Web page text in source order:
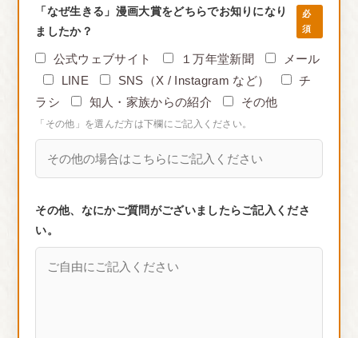
「なぜ生きる」漫画大賞をどちらでお知りになり
ましたか？
必
須
公式ウェブサイト １万年堂新聞
メール
LINE
SNS（X / Instagram など）
チ
ラシ
知人・家族からの紹介 その他
「その他」を選んだ方は下欄にご記入ください。
その他、なにかご質問がございましたらご記入くださ
い。